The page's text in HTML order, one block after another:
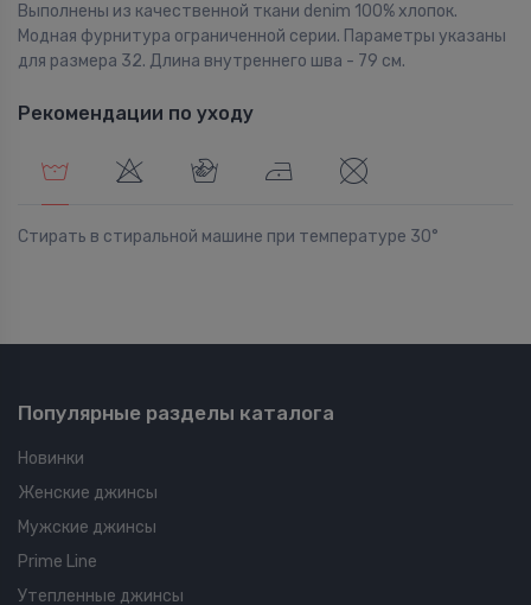
Выполнены из качественной ткани denim 100% хлопок.
Модная фурнитура ограниченной серии. Параметры указаны
для размера 32. Длина внутреннего шва - 79 см.
Рекомендации по уходу
Стирать в стиральной машине при температуре 30°
Популярные разделы каталога
Новинки
Женские джинсы
Мужские джинсы
Prime Line
Утепленные джинсы